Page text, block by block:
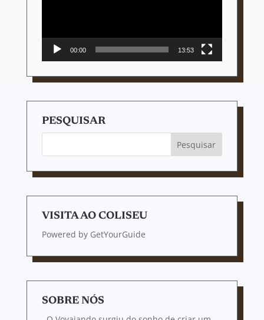
00:00 13:53
PESQUISAR
VISITA AO COLISEU
Powered by GetYourGuide
SOBRE NÓS